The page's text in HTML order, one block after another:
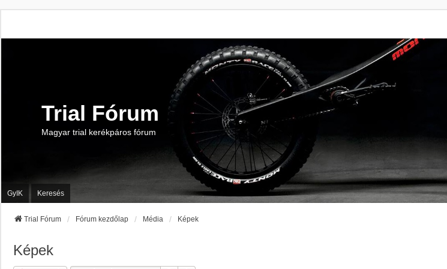
Trial Fórum
Magyar trial kerékpáros fórum
GyIK Keresés
Trial Fórum Fórum kezdőlap Média Képek
Képek